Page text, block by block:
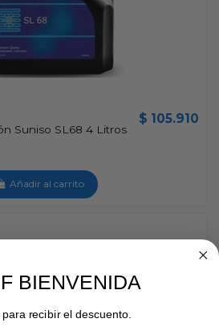
Suniso SL68 4 Litros
$ 105.910
Añadir al carrito
BIENVENIDA
recibir el descuento.